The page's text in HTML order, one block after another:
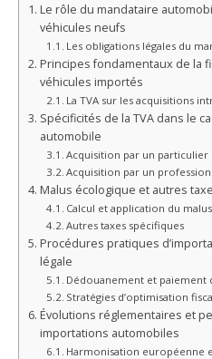
Le rôle du mandataire
véhicules neufs
Les obligations légales du
Principes fondamentaux de la
véhicules importés
La TVA sur les acquisitions
Spécificités de la TVA dans le
automobile
Acquisition par un particulier
Acquisition par un
Malus écologique et autres
Calcul et application du
Autres taxes spécifiques
Procédures pratiques
légale
Dédouanement et paiement
Stratégies d’optimisation
Évolutions réglementaires et
importations automobiles
Harmonisation européenne